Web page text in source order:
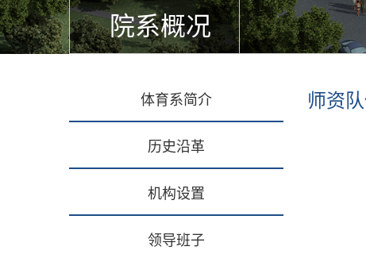
院系概况
体育系简介
历史沿革
机构设置
领导班子
师资